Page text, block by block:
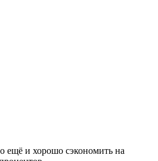
ещё и хорошо сэкономить на